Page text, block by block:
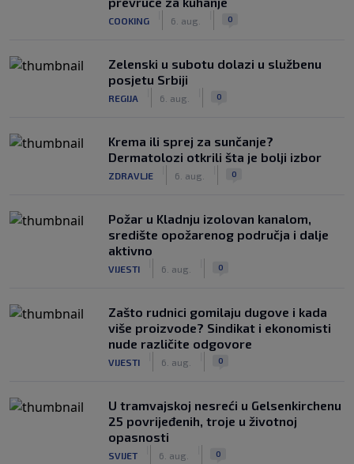
COOKING 6. aug. 0
Zelenski u subotu dolazi u službenu
posjetu Srbiji
REGIJA 6. aug. 0
Krema ili sprej za sunčanje?
Dermatolozi otkrili šta je bolji izbor
ZDRAVLJE 6. aug. 0
Požar u Kladnju izolovan kanalom,
središte opožarenog područja i dalje
aktivno
VIJESTI 6. aug. 0
Zašto rudnici gomilaju dugove i kada
više proizvode? Sindikat i ekonomisti
nude različite odgovore
VIJESTI 6. aug. 0
U tramvajskoj nesreći u Gelsenkirchenu
25 povrijeđenih, troje u životnoj
opasnosti
SVIJET 6. aug. 0